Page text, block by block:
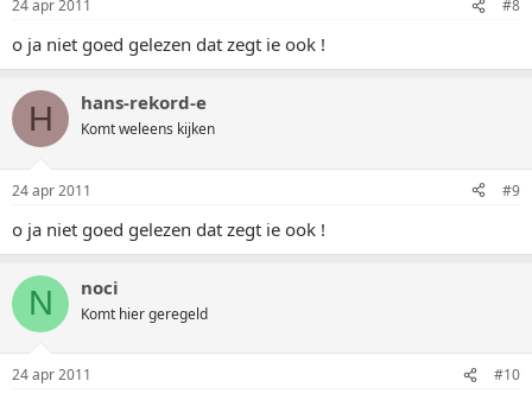
24 apr 2011 #8
o ja niet goed gelezen dat zegt ie ook !
H hans-rekord-e
Komt weleens kijken
24 apr 2011 #9
o ja niet goed gelezen dat zegt ie ook !
N noci
Komt hier geregeld
24 apr 2011 #10